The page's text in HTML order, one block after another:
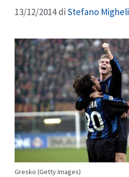
13/12/2014 di Stefano Migheli
Gresko (Getty Images)